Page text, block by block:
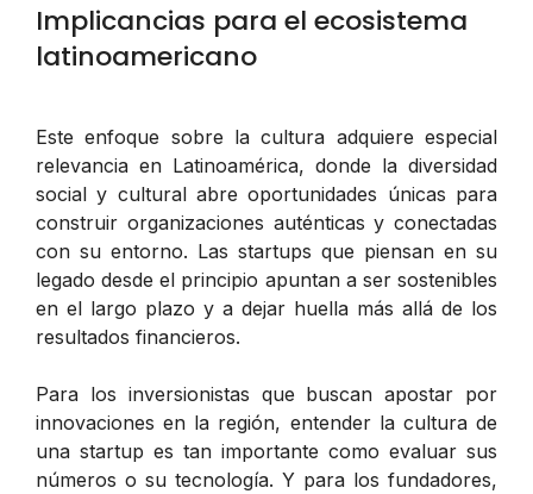
Implicancias para el ecosistema
latinoamericano
Este enfoque sobre la cultura adquiere especial
relevancia en Latinoamérica, donde la diversidad
social y cultural abre oportunidades únicas para
construir organizaciones auténticas y conectadas
con su entorno. Las startups que piensan en su
legado desde el principio apuntan a ser sostenibles
en el largo plazo y a dejar huella más allá de los
resultados financieros.
Para los inversionistas que buscan apostar por
innovaciones en la región, entender la cultura de
una startup es tan importante como evaluar sus
números o su tecnología. Y para los fundadores,